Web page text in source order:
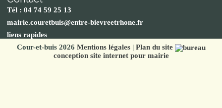
Tél : 04 74 59 25 13
mairie.couretbuis@entre-bievreetrhone.fr
liens rapides
Cour-et-buis 2026 Mentions légales| Plan du site
conception site internet pour mairie